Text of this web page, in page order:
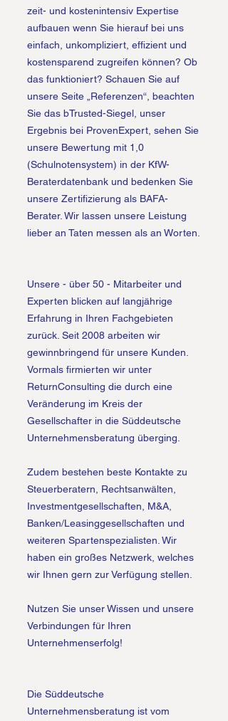
zeit- und kostenintensiv Expertise
aufbauen wenn Sie hierauf bei uns
einfach, unkompliziert, effizient und
kostensparend zugreifen können? Ob
das funktioniert? Schauen Sie auf
unsere Seite „Referenzen“, beachten
Sie das bTrusted-Siegel, unser
Ergebnis bei ProvenExpert, sehen Sie
unsere Bewertung mit 1,0
(Schulnotensystem) in der KfW-
Beraterdatenbank und bedenken Sie
unsere Zertifizierung als BAFA-
Berater. Wir lassen unsere Leistung
lieber an Taten messen als an Worten.
Unsere - über 50 - Mitarbeiter und
Experten blicken auf langjährige
Erfahrung in Ihren Fachgebieten
zurück. Seit 2008 arbeiten wir
gewinnbringend für unsere Kunden.
Vormals firmierten wir unter
ReturnConsulting die durch eine
Veränderung im Kreis der
Gesellschafter in die Süddeutsche
Unternehmensberatung überging.
Zudem bestehen beste Kontakte zu
Steuerberatern, Rechtsanwälten,
Investmentgesellschaften, M&A,
Banken/Leasinggesellschaften und
weiteren Spartenspezialisten. Wir
haben ein großes Netzwerk, welches
wir Ihnen gern zur Verfügung stellen.
Nutzen Sie unser Wissen und unsere
Verbindungen für Ihren
Unternehmenserfolg!
Die Süddeutsche
Unternehmensberatung ist vom